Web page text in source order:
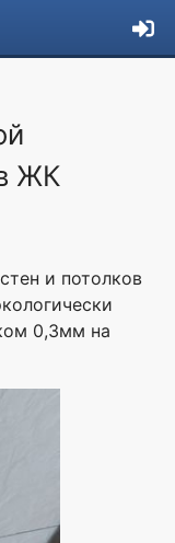
ЖК
и потолков
0,3мм на